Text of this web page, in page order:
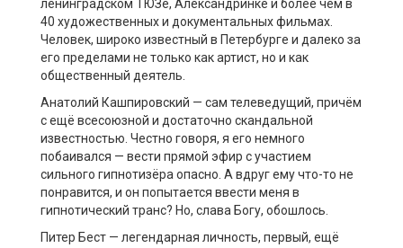
ленинградском ТЮЗе, Александринке и более чем в
40 художественных и документальных фильмах.
Человек, широко известный в Петербурге и далеко за
его пределами не только как артист, но и как
общественный деятель.
Анатолий Кашпировский — сам телеведущий, причём
с ещё всесоюзной и достаточно скандальной
известностью. Честно говоря, я его немного
побаивался — вести прямой эфир с участием
сильного гипнотизёра опасно. А вдруг ему что-то не
понравится, и он попытается ввести меня в
гипнотический транс? Но, слава Богу, обошлось.
Питер Бест — легендарная личность, первый, ещё